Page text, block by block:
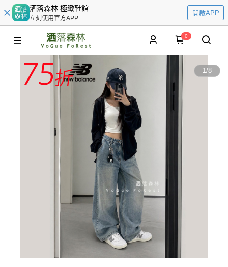
洒落森林 極緻鞋館
立刻使用官方APP
開啟APP
0
1/8